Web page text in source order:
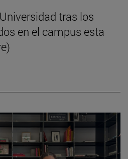
tras los
en el campus esta